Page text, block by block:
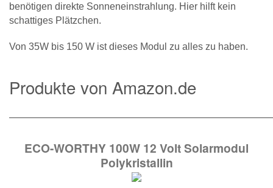
benötigen direkte Sonneneinstrahlung. Hier hilft kein
schattiges Plätzchen.
Von 35W bis 150 W ist dieses Modul zu alles zu haben.
Produkte von Amazon.de
ECO-WORTHY 100W 12 Volt Solarmodul
Polykristallin